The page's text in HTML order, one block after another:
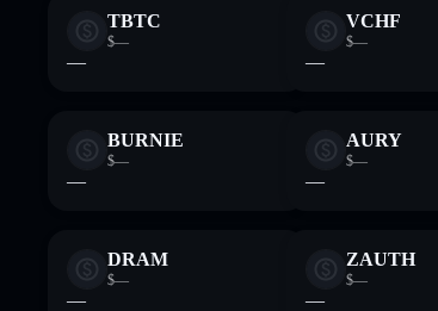
TBTC
$—
—
VCHF
$—
—
BURNIE
$—
—
AURY
$—
—
DRAM
$—
—
ZAUTH
$—
—